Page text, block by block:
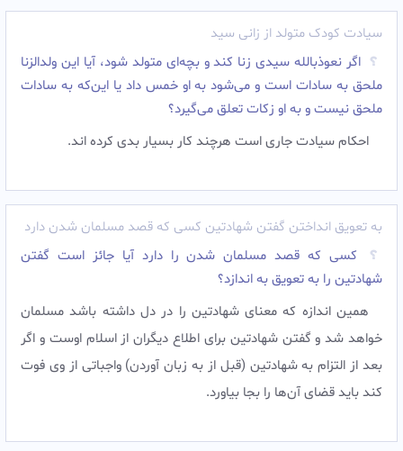
سیادت کودک متولد از زانی سید
ﺍﮔﺮ نعوذبالله ﺳﻴﺪﻯ ﺯﻧﺎ ﻛﻨﺪ ﻭ بچه‌ای ﻣﺘﻮﻟﺪ ﺷﻮﺩ، ﺁﻳﺎ ﺍﻳﻦ ﻭﻟﺪﺍﻟﺰﻧﺎ
ﻣﻠﺤﻖ ﺑﻪ ﺳﺎﺩﺍﺕ ﺍﺳﺖ ﻭ می‌شود ﺑﻪ ﺍﻭ ﺧﻤﺲ ﺩﺍﺩ ﻳﺎ این‌که ﺑﻪ ﺳﺎﺩﺍﺕ
ﻣﻠﺤﻖ ﻧﻴﺴﺖ ﻭ ﺑﻪ ﺍﻭ ﺯﻛﺎﺕ ﺗﻌﻠﻖ می‌گیرد؟
احکام سیادت جاری است هرچند کار بسیار بدی کرده اند.
ﺑﻪ ﺗﻌﻮﯾﻖ انداختن ﮔﻔﺘﻦ ﺷﻬﺎﺩﺗﯿﻦ ﮐﺴﯽ ﮐﻪ ﻗﺼﺪ ﻣﺴﻠﻤﺎﻥ ﺷﺪﻥ ﺩﺍﺭﺩ
ﮐﺴﯽ ﮐﻪ ﻗﺼﺪ ﻣﺴﻠﻤﺎﻥ ﺷﺪﻥ ﺭﺍ ﺩﺍﺭﺩ ﺁﯾﺎ ﺟﺎﺋﺰ ﺍﺳﺖ ﮔﻔﺘﻦ
ﺷﻬﺎﺩﺗﯿﻦ ﺭﺍ ﺑﻪ ﺗﻌﻮﯾﻖ به اندازد؟
همین اندازه که معنای شهادتین را در دل داشته باشد مسلمان
خواهد شد و گفتن شهادتین برای اطلاع دیگران از اسلام اوست و اگر
بعد از التزام به شهادتین (قبل از به زبان آوردن) واجباتی از وی فوت
کند باید قضای آن‌ها را بجا بیاورد.‌